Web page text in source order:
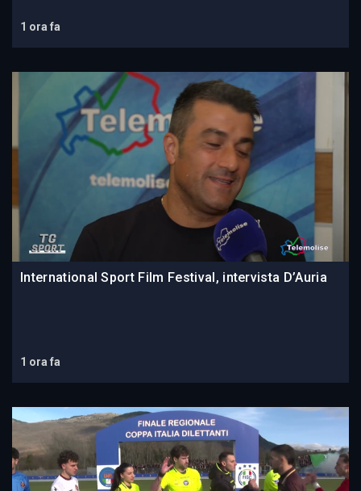
1 ora fa
International Sport Film Festival, intervista D’Auria
1 ora fa